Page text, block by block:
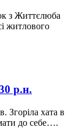
з Життєлюба
житлового
р.н.
Згоріла хата в
до себе….